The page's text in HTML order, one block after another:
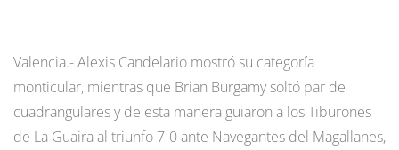
Valencia.- Alexis Candelario mostró su categoría
monticular, mientras que Brian Burgamy soltó par de
cuadrangulares y de esta manera guiaron a los Tiburones
de La Guaira al triunfo 7-0 ante Navegantes del Magallanes,